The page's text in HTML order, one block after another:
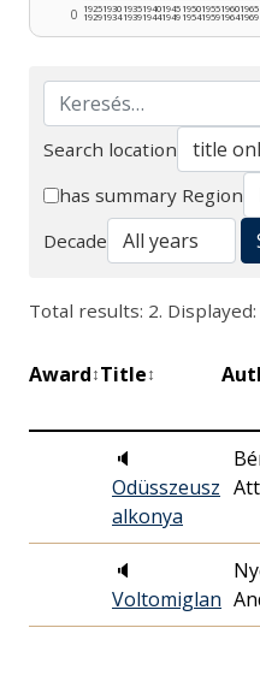
0 1925
1929
1930
1934
1935
1939
1940
1944
1945
1949
1950
1954
1955
1959
1960
1964
1965
1969
Search
Search location
has summary Region
Decade
Total results: 2. Displayed:
Award↕Title↕
🔈
Odüsszeusz
alkonya
🔈
Voltomiglan